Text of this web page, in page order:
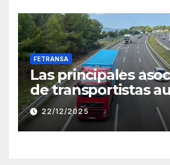
FETRANSA
Las principales
de transportistas
critican el
silencio del
Hacienda con
22/12/2025